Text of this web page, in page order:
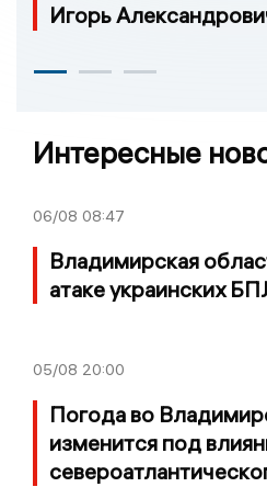
Игорь
Интересные
06/08 08:47
Владимирская
атаке украинских
05/08 20:00
Погода во
изменится под